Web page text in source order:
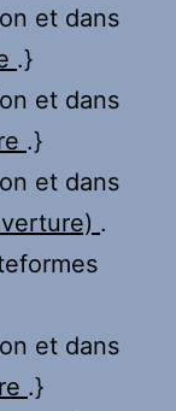
et dans
.}
et dans
.}
et dans
.
et dans
.}